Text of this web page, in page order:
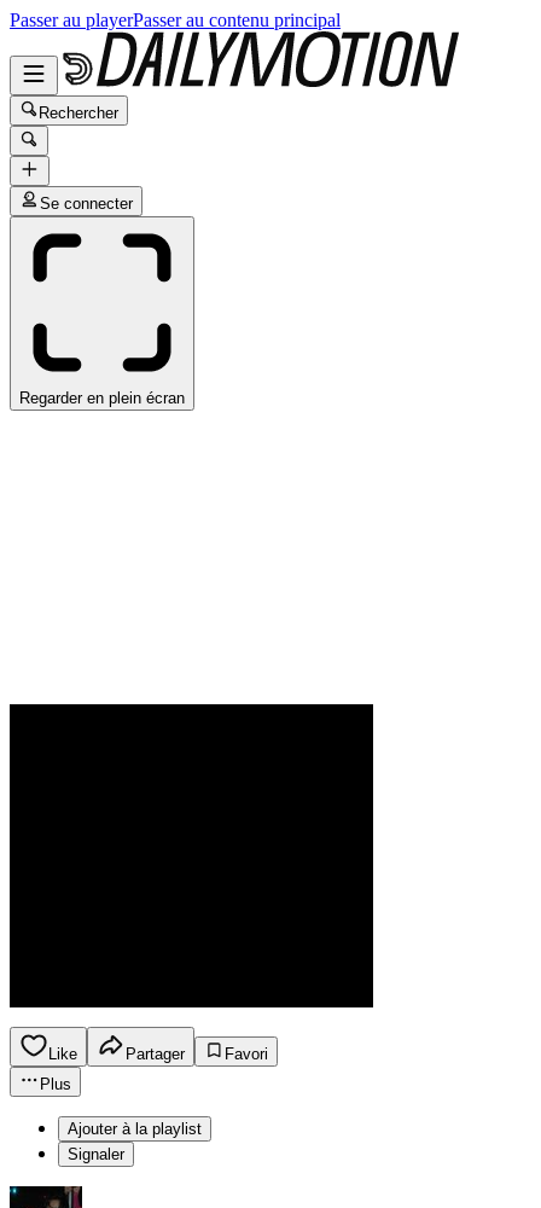
Passer au playerPasser au contenu principal
Rechercher
Se connecter
Regarder en plein écran
Like Partager
Favori
Plus
Ajouter à la playlist
Signaler